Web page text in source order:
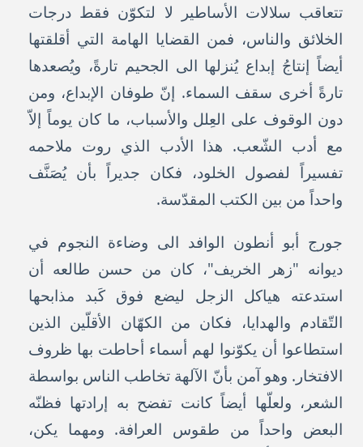
تتعاقب سلالات الأساطير لا لتكوّن فقط درجات
الخلائق والناس، فمن القضايا الهامة التي أقلقتها
أيضاً إنتاجُ إبداع يُنزلها الى الجحيم تارةً، ويُصعدها
تارةً أخرى سقف السماء. إنّ طوفان الإبداع، ومن
دون الوقوف على العِلل والأسباب، ما كان يوماً إلاّ
مع أدب الشّعب. هذا الأدب الذي روت ملاحمه
تفسيراً لفصول الخلود، فكان جديراً بأن يُصَنَّف
واحداً من بين الكتب المقدّسة.
جورج أبو أنطون الوافد الى وضاءة النجوم في
ديوانه "زهر الخريف"، كان من حسن طالعه أن
استدعته هياكل الزجل ليضع فوق كَبد مذابحها
التّقادم والهدايا، فكان من الكهّان الأقلّين الذين
استطاعوا أن يكوّنوا لهم أسماء أحاطت بها ظروف
الافتخار. وهو آمن بأنّ الآلهة تخاطب الناس بواسطة
الشعر، ولعلّها أيضاً كانت تفضح به إرادتها فظنّه
البعض واحداً من طقوس العرافة. ومهما يكن،